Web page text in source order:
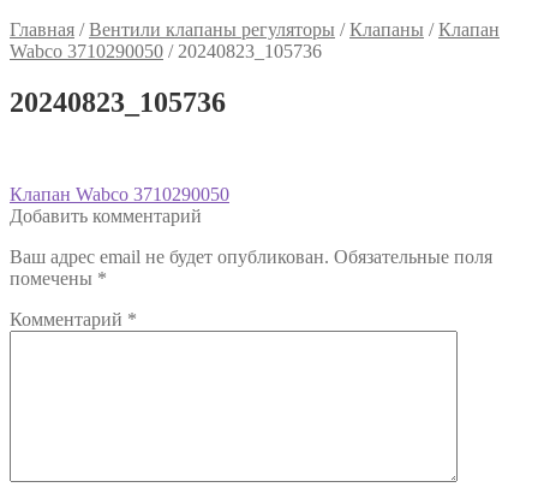
Главная /Вентили клапаны регуляторы /Клапаны /Клапан
Wabco 3710290050 / 20240823_105736
20240823_105736
Навигация
по
записям
Предыдущая
запись:
Клапан Wabco 3710290050
Добавить комментарий
Ваш адрес email не будет опубликован. Обязательные поля
помечены *
Комментарий *